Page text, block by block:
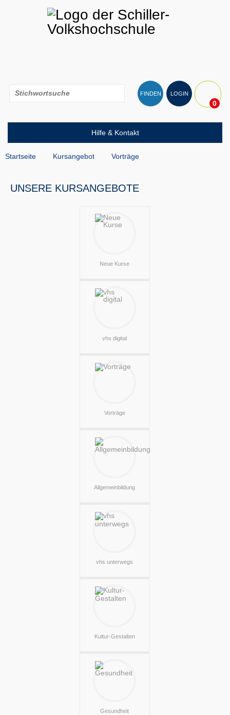
0
LOGIN
FINDEN
Hilfe & Kontakt
Startseite Kursangebot Vorträge
UNSERE KURSANGEBOTE
Neue Kurse
vhs digital
Vorträge
Allgemeinbildung
vhs unterwegs
Kultur-Gestalten
Gesundheit